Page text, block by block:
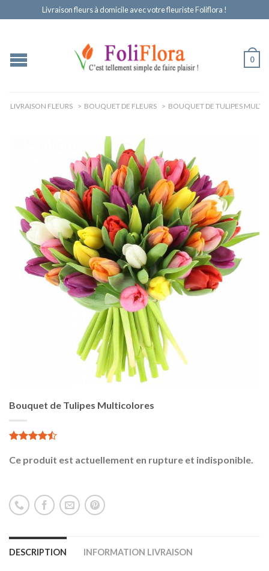
Livraison fleurs à domicile avec votre fleuriste Foliflora !
0
LIVRAISON FLEURS > BOUQUET DE FLEURS > BOUQUET DE TULIPES
Bouquet de Tulipes Multicolores
Ce produit est actuellement en rupture et indisponible.
DESCRIPTION INFORMATION LIVRAISON